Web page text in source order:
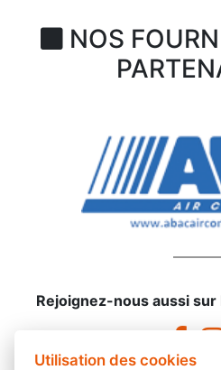
NOS
Rejoignez-nous aussi
Utilisation des cookies